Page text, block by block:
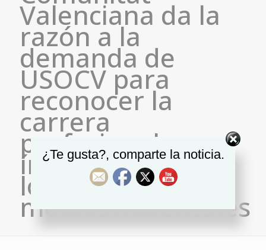
Valenciana da la
razón a la
demanda de
USOCV para
reconocer la
carrera
profesional
íntegramente a
los agentes
medioambientales
¿Te gusta?, comparte la noticia.